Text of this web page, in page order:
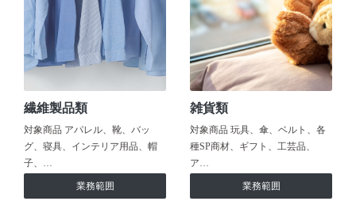
繊維製品類
対象商品 アパレル、靴、バッ
グ、寝具、インテリア用品、帽
子、…
業務範囲
雑貨類
対象商品 玩具、傘、ベルト、各
種SP商材、ギフト、工芸品、
ア…
業務範囲